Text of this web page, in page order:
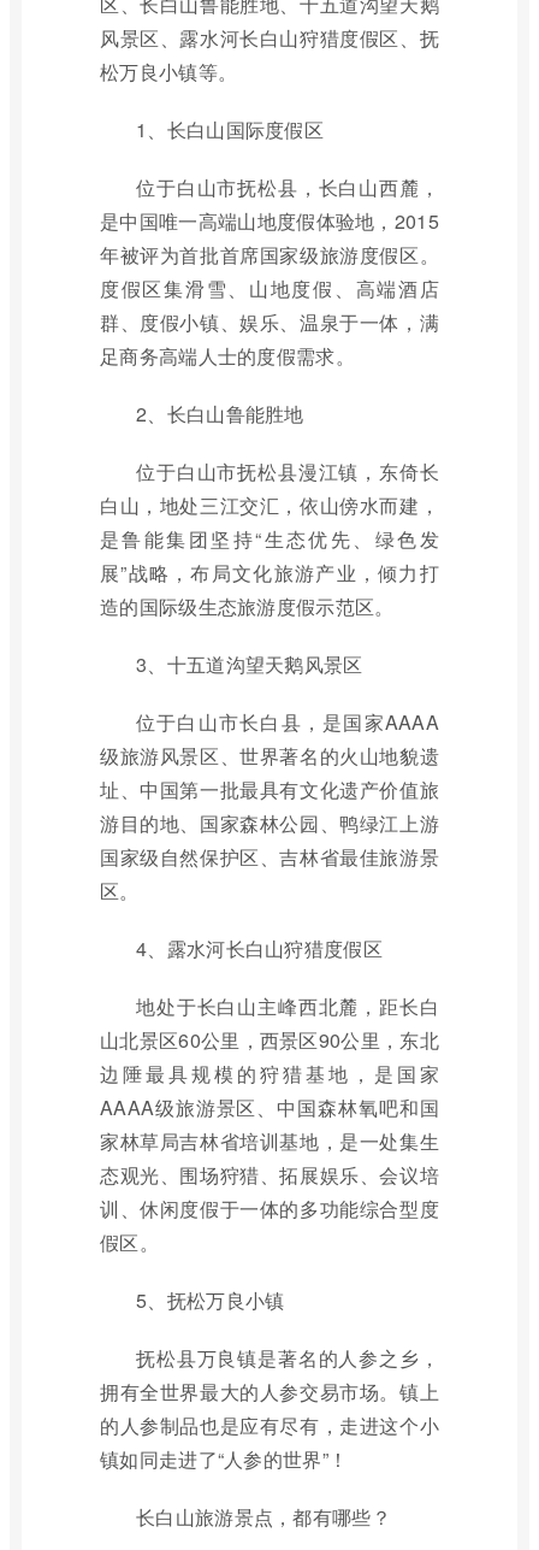
风景区、露水河长白山狩猎度假区、抚
松万良小镇等。
1、长白山国际度假区
位于白山市抚松县，长白山西麓，
是中国唯一高端山地度假体验地，2015
年被评为首批首席国家级旅游度假区。
度假区集滑雪、山地度假、高端酒店
群、度假小镇、娱乐、温泉于一体，满
足商务高端人士的度假需求。
2、长白山鲁能胜地
位于白山市抚松县漫江镇，东倚长
白山，地处三江交汇，依山傍水而建，
是鲁能集团坚持“生态优先、绿色发
展”战略，布局文化旅游产业，倾力打
造的国际级生态旅游度假示范区。
3、十五道沟望天鹅风景区
位于白山市长白县，是国家AAAA
级旅游风景区、世界著名的火山地貌遗
址、中国第一批最具有文化遗产价值旅
游目的地、国家森林公园、鸭绿江上游
国家级自然保护区、吉林省最佳旅游景
区。
4、露水河长白山狩猎度假区
地处于长白山主峰西北麓，距长白
山北景区60公里，西景区90公里，东北
边陲最具规模的狩猎基地，是国家
AAAA级旅游景区、中国森林氧吧和国
家林草局吉林省培训基地，是一处集生
态观光、围场狩猎、拓展娱乐、会议培
训、休闲度假于一体的多功能综合型度
假区。
5、抚松万良小镇
抚松县万良镇是著名的人参之乡，
拥有全世界最大的人参交易市场。镇上
的人参制品也是应有尽有，走进这个小
镇如同走进了“人参的世界”！
长白山旅游景点，都有哪些？